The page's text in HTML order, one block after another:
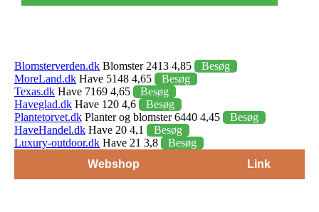
Blomsterverden.dk Blomster 2413 4,85
Besøg
MoreLand.dk Have 5148 4,65
Besøg
Texas.dk Have 7169 4,65
Besøg
Haveglad.dk Have 120 4,6
Besøg
Plantetorvet.dk Planter og blomster 6440 4,45
Besøg
HaveHandel.dk Have 20 4,1
Besøg
Luxury-outdoor.dk Have 21 3,8
Besøg
Webshop
Link